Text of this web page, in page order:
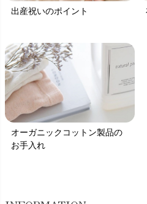
出産祝いのポイント
オーガニックコットン製品の
お手入れ